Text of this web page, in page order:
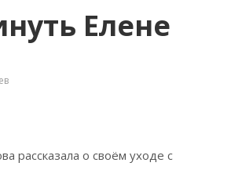
Елене
рассказала о своём уходе с